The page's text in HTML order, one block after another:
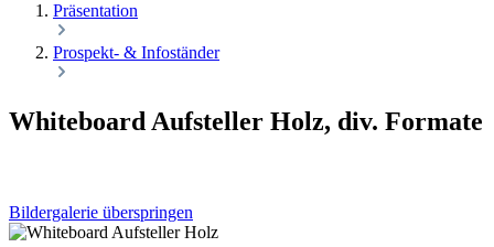
Präsentation
Prospekt- & Infoständer
Whiteboard Aufsteller Holz, div. Formate
Bildergalerie überspringen